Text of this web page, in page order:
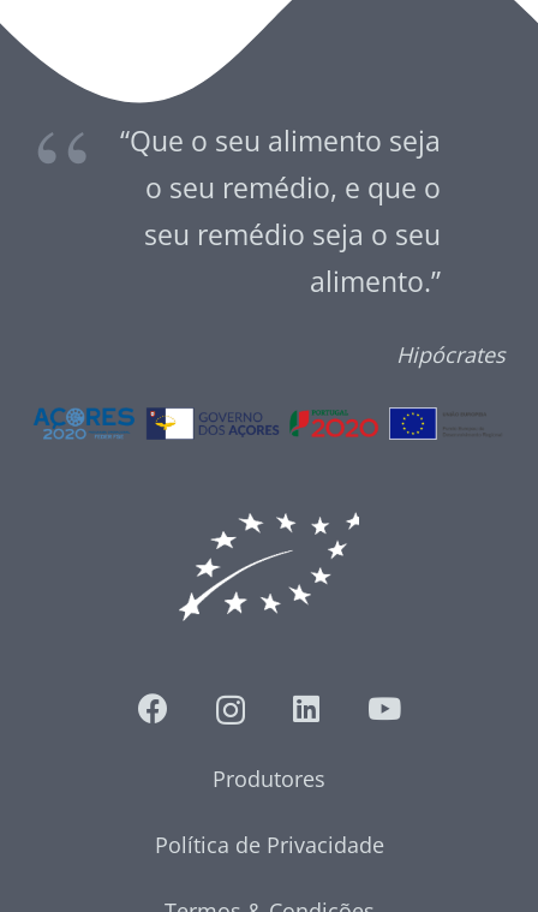
“Que o seu alimento seja
o seu remédio, e que o
seu remédio seja o seu
alimento.”
Hipócrates
Produtores
Política de Privacidade